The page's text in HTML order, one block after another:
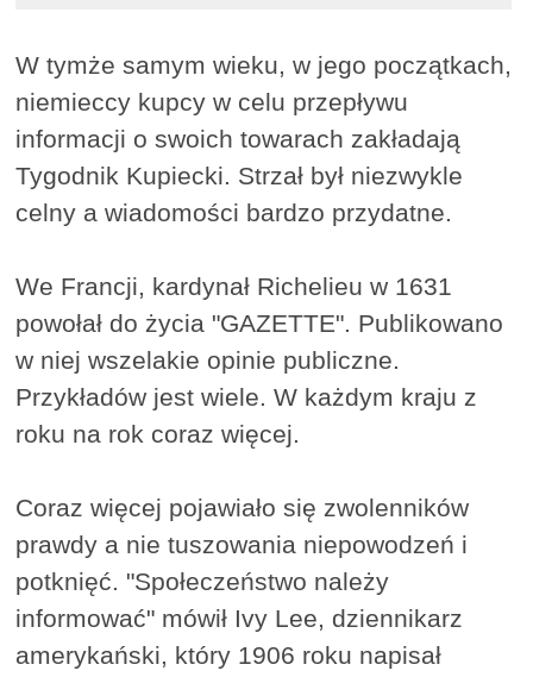
W tymże samym wieku, w jego początkach,
niemieccy kupcy w celu przepływu
informacji o swoich towarach zakładają
Tygodnik Kupiecki. Strzał był niezwykle
celny a wiadomości bardzo przydatne.
We Francji, kardynał Richelieu w 1631
powołał do życia "GAZETTE". Publikowano
w niej wszelakie opinie publiczne.
Przykładów jest wiele. W każdym kraju z
roku na rok coraz więcej.
Coraz więcej pojawiało się zwolenników
prawdy a nie tuszowania niepowodzeń i
potknięć. "Społeczeństwo należy
informować" mówił Ivy Lee, dziennikarz
amerykański, który 1906 roku napisał